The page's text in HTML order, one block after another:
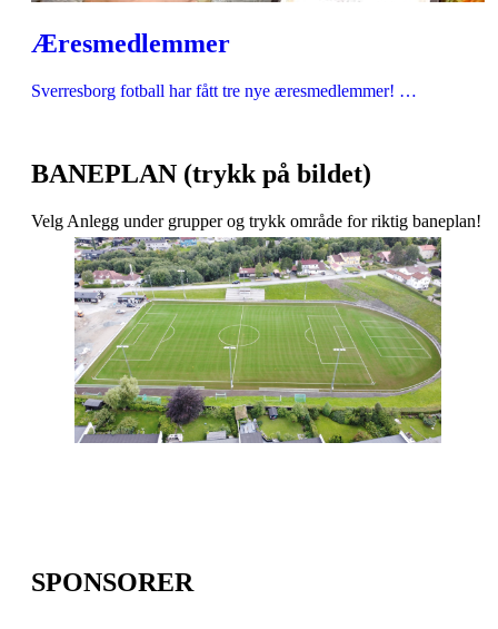
Æresmedlemmer
Sverresborg fotball har fått tre nye æresmedlemmer! …
BANEPLAN (trykk på bildet)
Velg Anlegg under grupper og trykk område for riktig baneplan!
SPONSORER